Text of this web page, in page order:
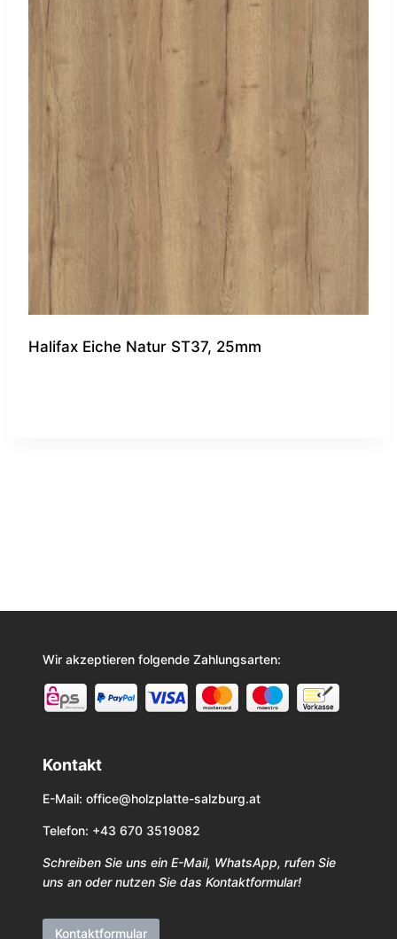
Halifax Eiche Natur ST37, 25mm
Wir akzeptieren folgende Zahlungsarten:
Kontakt
E-Mail: office@holzplatte-salzburg.at
Telefon: +43 670 3519082
Schreiben Sie uns ein E-Mail, WhatsApp, rufen Sie
uns an oder nutzen Sie das Kontaktformular!
Kontaktformular